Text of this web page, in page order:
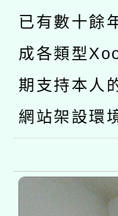
業技術
用水績
動」
115年
桃園市
開 智
2026
已有數十餘
成各類型
期支持本人
網站架設環